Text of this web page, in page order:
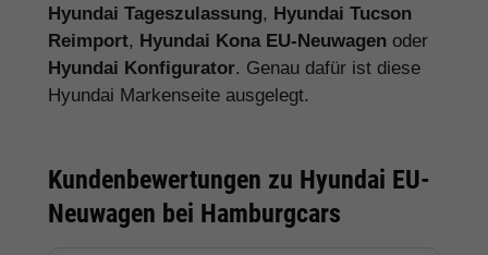
Hyundai Tageszulassung, Hyundai Tucson
Reimport, Hyundai Kona EU-Neuwagen oder
Hyundai Konfigurator. Genau dafür ist diese
Hyundai Markenseite ausgelegt.
Kundenbewertungen zu Hyundai EU-
Neuwagen bei Hamburgcars